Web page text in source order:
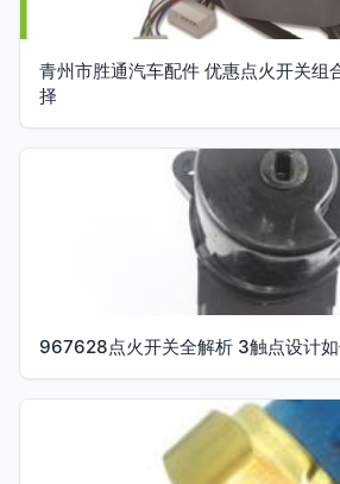
青州市胜通汽车配件 优惠点火开关组
择
967628点火开关全解析 3触点设计